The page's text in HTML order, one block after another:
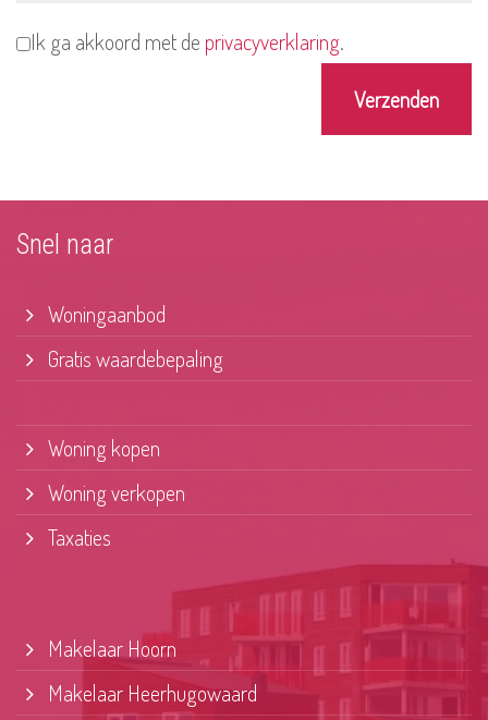
Ik ga akkoord met de privacyverklaring.
Verzenden
Snel naar
Woningaanbod
Gratis waardebepaling
Woning kopen
Woning verkopen
Taxaties
Makelaar Hoorn
Makelaar Heerhugowaard